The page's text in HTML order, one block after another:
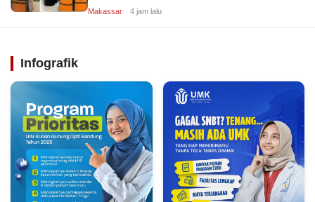
Makassar 4 jam lalu
Infografik